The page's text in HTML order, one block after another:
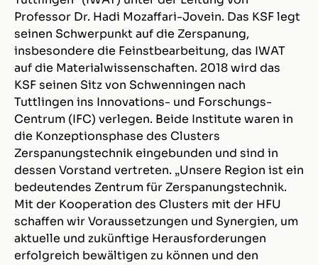
Professor Dr. Hadi Mozaffari-Jovein. Das KSF legt
seinen Schwerpunkt auf die Zerspanung,
insbesondere die Feinstbearbeitung, das IWAT
auf die Materialwissenschaften. 2018 wird das
KSF seinen Sitz von Schwenningen nach
Tuttlingen ins Innovations- und Forschungs-
Centrum (IFC) verlegen. Beide Institute waren in
die Konzeptionsphase des Clusters
Zerspanungstechnik eingebunden und sind in
dessen Vorstand vertreten. „Unsere Region ist ein
bedeutendes Zentrum für Zerspanungstechnik.
Mit der Kooperation des Clusters mit der HFU
schaffen wir Voraussetzungen und Synergien, um
aktuelle und zukünftige Herausforderungen
erfolgreich bewältigen zu können und den